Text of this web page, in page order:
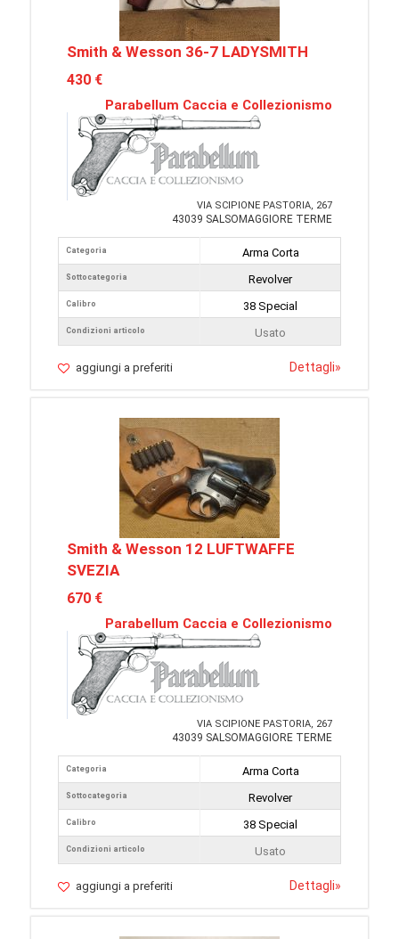
Smith & Wesson 36-7 LADYSMITH
430 €
Parabellum Caccia e Collezionismo
VIA SCIPIONE PASTORIA, 267
43039 SALSOMAGGIORE TERME
Categoria
Sottocategoria
Calibro
Condizioni articolo
Arma Corta
Revolver
38 Special
Usato
aggiungi a preferiti Dettagli»
Smith & Wesson 12 LUFTWAFFE
SVEZIA
670 €
Parabellum Caccia e Collezionismo
VIA SCIPIONE PASTORIA, 267
43039 SALSOMAGGIORE TERME
Categoria
Sottocategoria
Calibro
Condizioni articolo
Arma Corta
Revolver
38 Special
Usato
aggiungi a preferiti Dettagli»